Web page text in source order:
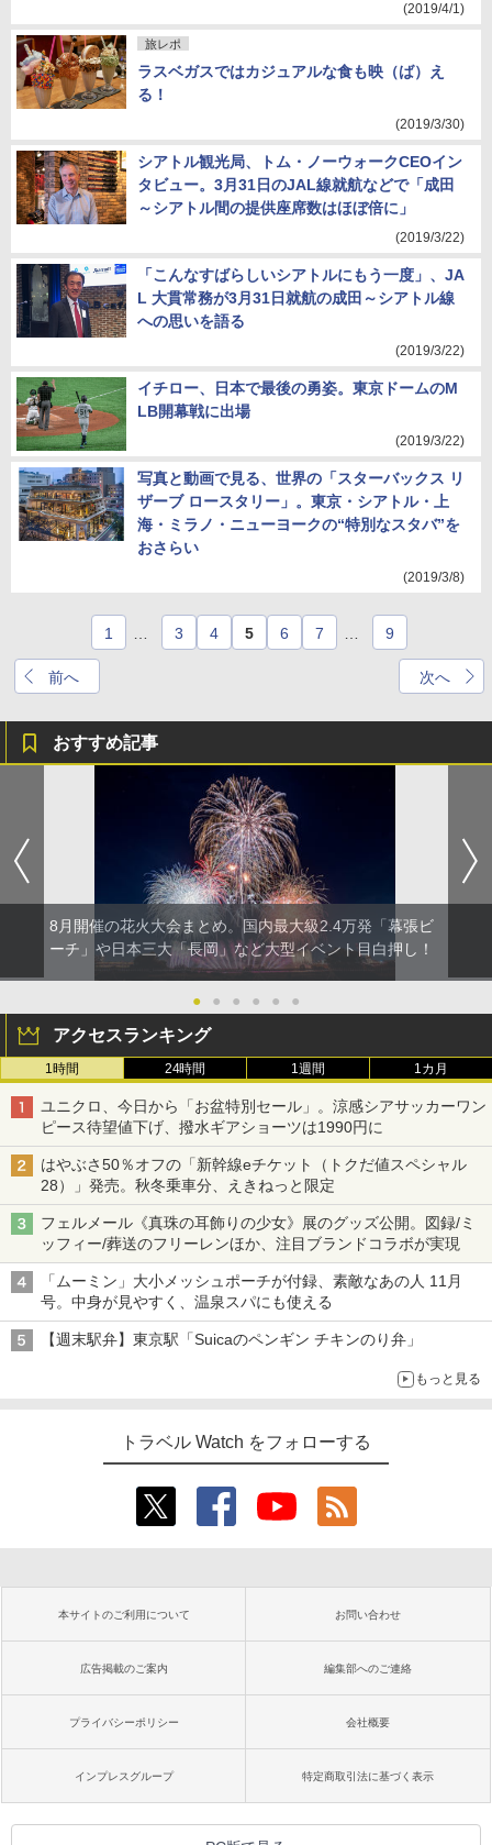
(2019/4/1)
旅レポ
ラスベガスではカジュアルな食も映（ば）え
る！
(2019/3/30)
シアトル観光局、トム・ノーウォークCEOイン
タビュー。3月31日のJAL線就航などで「成田
～シアトル間の提供座席数はほぼ倍に」
(2019/3/22)
「こんなすばらしいシアトルにもう一度」、JA
L 大貫常務が3月31日就航の成田～シアトル線
への思いを語る
(2019/3/22)
イチロー、日本で最後の勇姿。東京ドームのM
LB開幕戦に出場
(2019/3/22)
写真と動画で見る、世界の「スターバックス リ
ザーブ ロースタリー」。東京・シアトル・上
海・ミラノ・ニューヨークの“特別なスタバ”を
おさらい
(2019/3/8)
前へ
1 3 4 5 6 7 9
次へ
おすすめ記事
8月開催の花火大会まとめ。国内最大級2.4万発「幕張ビ
ーチ」や日本三大「長岡」など大型イベント目白押し！
● ● ● ● ● ●
アクセスランキング
1時間 24時間 1週間 1カ月
ユニクロ、今日から「お盆特別セール」。涼感シアサッカーワン
ピース待望値下げ、撥水ギアショーツは1990円に
はやぶさ50％オフの「新幹線eチケット（トクだ値スペシャル
28）」発売。秋冬乗車分、えきねっと限定
フェルメール《真珠の耳飾りの少女》展のグッズ公開。図録/ミ
ッフィー/葬送のフリーレンほか、注目ブランドコラボが実現
「ムーミン」大小メッシュポーチが付録、素敵なあの人 11月
号。中身が見やすく、温泉スパにも使える
【週末駅弁】東京駅「Suicaのペンギン チキンのり弁」
もっと見る
トラベル Watch をフォローする
本サイトのご利用について お問い合わせ
広告掲載のご案内 編集部へのご連絡
プライバシーポリシー 会社概要
インプレスグループ 特定商取引法に基づく表示